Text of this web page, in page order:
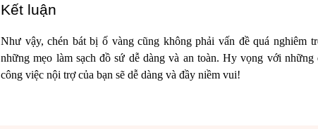
Kết luận
Như vậy, chén bát bị ố vàng cũng không phải vấn đề quá nghiêm
những mẹo làm sạch đồ sứ dễ dàng và an toàn. Hy vọng với những
công việc nội trợ của bạn sẽ dễ dàng và đầy niềm vui!